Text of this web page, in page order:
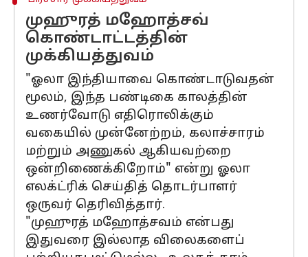
முஹுரத் மஹோத்சவ்
கொண்டாட்டத்தின்
முக்கியத்துவம்
"ஓலா இந்தியாவை கொண்டாடுவதன்
மூலம், இந்த பண்டிகை காலத்தின்
உணர்வோடு எதிரொலிக்கும்
வகையில் முன்னேற்றம், கலாச்சாரம்
மற்றும் அணுகல் ஆகியவற்றை
ஒன்றிணைக்கிறோம்" என்று ஓலா
எலக்ட்ரிக் செய்தித் தொடர்பாளர்
ஒருவர் தெரிவித்தார்.
"முஹுரத் மஹோத்சவம் என்பது
இதுவரை இல்லாத விலைகளைப்